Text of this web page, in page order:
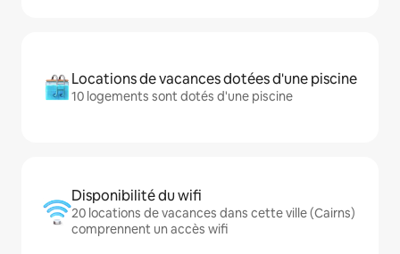
Locations de vacances dotées d'une piscine
10 logements sont dotés d'une piscine
Disponibilité du wifi
20 locations de vacances dans cette ville (Cairns)
comprennent un accès wifi